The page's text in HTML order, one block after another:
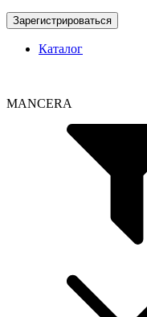
Зарегистрироваться
Каталог
MANCERA